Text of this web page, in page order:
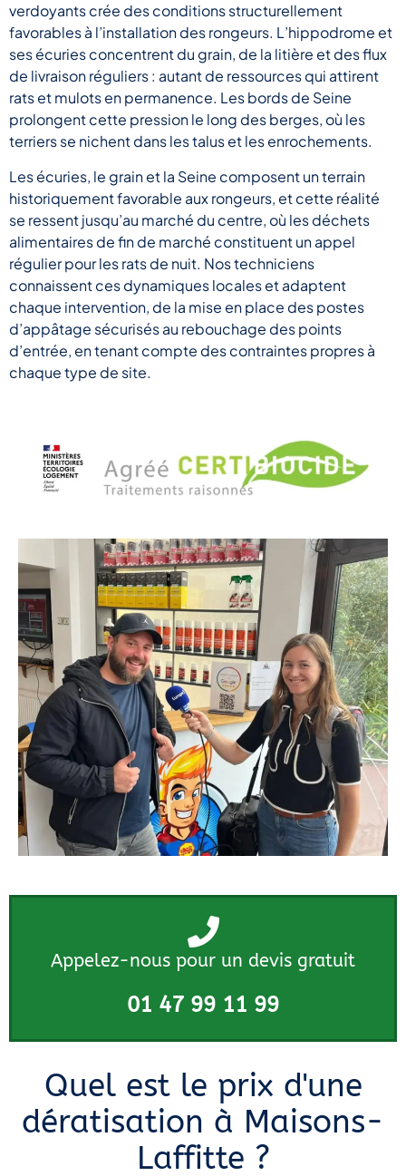
verdoyants crée des conditions structurellement
favorables à l’installation des rongeurs. L’hippodrome et
ses écuries concentrent du grain, de la litière et des flux
de livraison réguliers : autant de ressources qui attirent
rats et mulots en permanence. Les bords de Seine
prolongent cette pression le long des berges, où les
terriers se nichent dans les talus et les enrochements.
Les écuries, le grain et la Seine composent un terrain
historiquement favorable aux rongeurs, et cette réalité
se ressent jusqu’au marché du centre, où les déchets
alimentaires de fin de marché constituent un appel
régulier pour les rats de nuit. Nos techniciens
connaissent ces dynamiques locales et adaptent
chaque intervention, de la mise en place des postes
d’appâtage sécurisés au rebouchage des points
d’entrée, en tenant compte des contraintes propres à
chaque type de site.
Appelez-nous pour un devis gratuit
01 47 99 11 99
Quel est le prix d'une
dératisation à Maisons-
Laffitte ?